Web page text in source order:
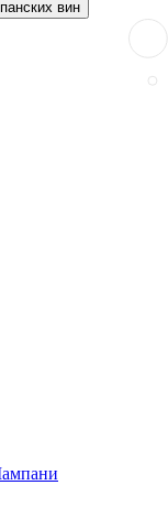
вин